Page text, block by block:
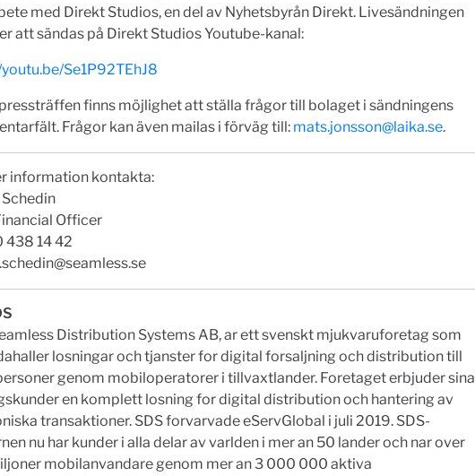
med Direkt Studios, en del av Nyhetsbyrån Direkt. Livesändningen
att sändas på Direkt Studios Youtube-kanal:
Se1P92TEhJ8
finns möjlighet att ställa frågor till bolaget i sändningens
Frågor kan även mailas i förväg till: mats.jonsson@laika.se.
information kontakta:
Officer
438 14 42
Distribution Systems AB, ar ett svenskt mjukvaruforetag som
losningar och tjanster for digital forsaljning och distribution till
genom mobiloperatorer i tillvaxtlander. Foretaget erbjuder sina
en komplett losning for digital distribution och hantering av
transaktioner. SDS forvarvade eServGlobal i juli 2019. SDS-
nu har kunder i alla delar av varlden i mer an 50 lander och nar over
mobilanvandare genom mer an 3 000 000 aktiva